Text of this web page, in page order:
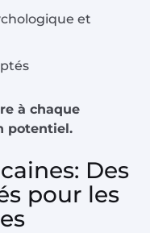
et
à chaque
potentiel.
Des
pour les